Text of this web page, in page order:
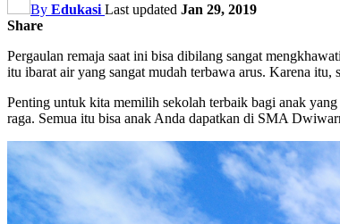
By Edukasi Last updated Jan 29, 2019
Share
Pergaulan remaja saat ini bisa dibilang sangat
itu ibarat air yang sangat mudah terbawa arus. Karena
Penting untuk kita memilih sekolah terbaik bagi anak
raga. Semua itu bisa anak Anda dapatkan di SMA